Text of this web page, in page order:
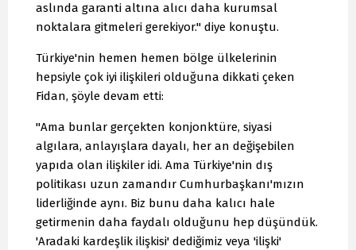
aslında garanti altına alıcı daha kurumsal
noktalara gitmeleri gerekiyor." diye konuştu.
Türkiye'nin hemen hemen bölge ülkelerinin
hepsiyle çok iyi ilişkileri olduğuna dikkati çeken
Fidan, şöyle devam etti:
"Ama bunlar gerçekten konjonktüre, siyasi
algılara, anlayışlara dayalı, her an değişebilen
yapıda olan ilişkiler idi. Ama Türkiye'nin dış
politikası uzun zamandır Cumhurbaşkanı'mızın
liderliğinde aynı. Biz bunu daha kalıcı hale
getirmenin daha faydalı olduğunu hep düşündük.
'Aradaki kardeşlik ilişkisi' dediğimiz veya 'ilişki'